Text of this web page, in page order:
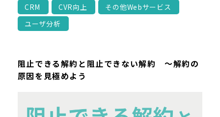
CRM CVR向上
その他Webサービス
ユーザ分析
阻止できる解約と阻止できない解約 ～解約の
原因を見極めよう